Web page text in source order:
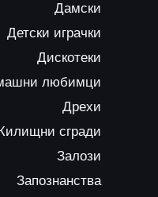
Дамски
Детски играчки
Дискотеки
любимци
Дрехи
сгради
Залози
Запознанства